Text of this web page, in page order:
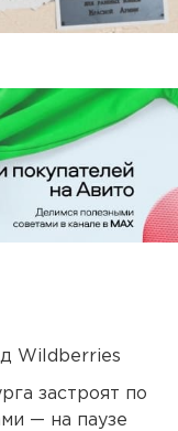
Wildberries
застроят по
— на паузе